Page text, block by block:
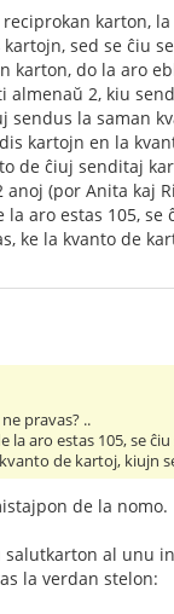
karton,
kartojn, sed se ĉiu
karton, do la aro
almenaŭ 2, kiu
sendus la saman
kartojn en la
de ĉiuj senditaj
(por Anita kaj
aro estas 105,
ke la kvanto de
pravas? ..
la aro estas 105, se
de kartoj, kiujn
de la nomo.
al unu
la verdan stelon: